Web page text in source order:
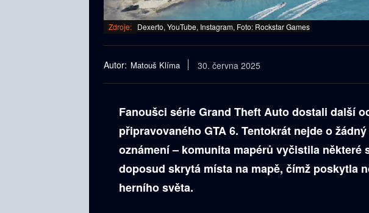
Zdroje: Dexerto, YouTube, Instagram, Foto: Rockstar Games
Autor: Matouš Klíma 30. června 2025
Fanoušci série Grand Theft Auto dostali další
připravovaného GTA 6. Tentokrát nejde o
oznámení – komunita mapérů vyčistila některé
doposud skrytá místa na mapě, čímž poskytla
herního světa.